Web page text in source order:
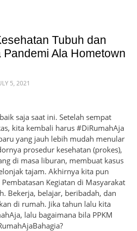
Tubuh dan
Ala Hometown
5, 2021
saja saat ini. Setelah sempat
kita kembali harus #DiRumahAja
yang jauh lebih mudah menular
prosedur kesehatan (prokes),
di masa liburan, membuat kasus
tajam. Akhirnya kita pun
Kegiatan di Masyarakat
Bekerja, belajar, beribadah, dan
di rumah. Jika tahun lalu kita
lalu bagaimana bila PPKM